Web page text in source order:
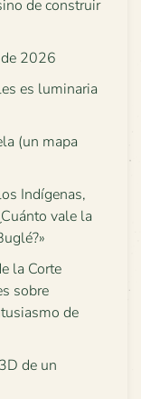
de construir
2026
es luminaria
(un mapa
Indígenas,
vale la
la Corte
sobre
de
de un